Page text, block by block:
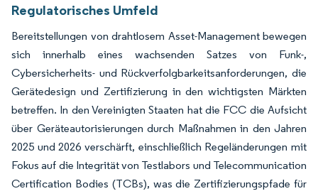
Regulatorisches Umfeld
Bereitstellungen von drahtlosem Asset-Management bewegen
sich innerhalb eines wachsenden Satzes von Funk-,
Cybersicherheits- und Rückverfolgbarkeitsanforderungen, die
Gerätedesign und Zertifizierung in den wichtigsten Märkten
betreffen. In den Vereinigten Staaten hat die FCC die Aufsicht
über Geräteautorisierungen durch Maßnahmen in den Jahren
2025 und 2026 verschärft, einschließlich Regeländerungen mit
Fokus auf die Integrität von Testlabors und Telecommunication
Certification Bodies (TCBs), was die Zertifizierungspfade für